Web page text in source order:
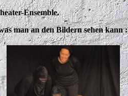
Ensemble.
man an den Bildern sehen kann :